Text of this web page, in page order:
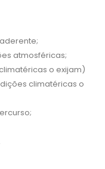
atmosféricas;
o exijam)
climatéricas o